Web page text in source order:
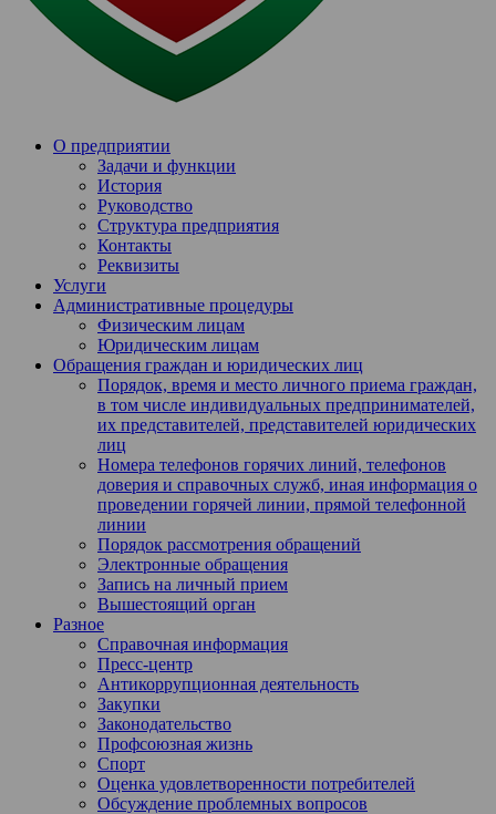
О предприятии
Задачи и функции
История
Руководство
Структура предприятия
Контакты
Реквизиты
Услуги
Административные процедуры
Физическим лицам
Юридическим лицам
Обращения граждан и юридических лиц
Порядок, время и место личного приема граждан,
в том числе индивидуальных предпринимателей,
их представителей, представителей юридических
лиц
Номера телефонов горячих линий, телефонов
доверия и справочных служб, иная информация о
проведении горячей линии, прямой телефонной
линии
Порядок рассмотрения обращений
Электронные обращения
Запись на личный прием
Вышестоящий орган
Разное
Справочная информация
Пресс-центр
Антикоррупционная деятельность
Закупки
Законодательство
Профсоюзная жизнь
Спорт
Оценка удовлетворенности потребителей
Обсуждение проблемных вопросов